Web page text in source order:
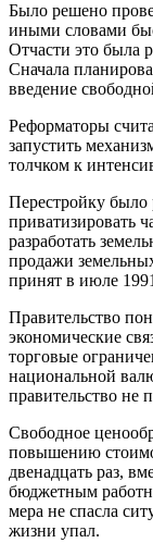
Было решено
иными словами
Отчасти это была
Сначала
введение
Реформаторы
запустить
толчком к
Перестройку
приватизировать
разработать
продажи
принят в июле
Правительство
экономические
торговые
национальной
правительство не
Свободное
повышению
двенадцать раз,
бюджетным
мера не спасла
жизни упал.